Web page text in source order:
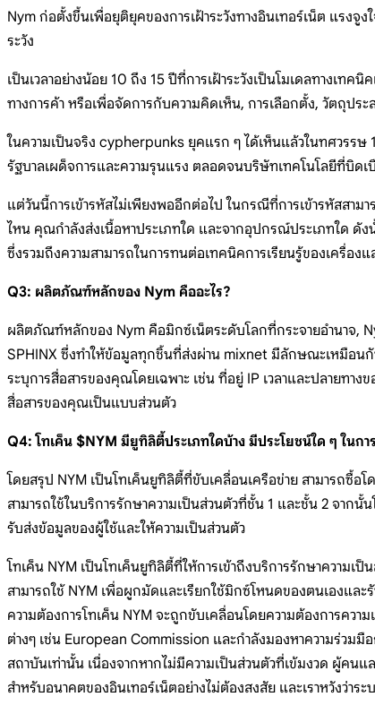
Nym ก่อตั้งขึ้นเพื่อยุติยุคของการเฝ้าระวังทางอินเทอร์เน็ต แรงจู
ระวัง
เป็นเวลาอย่างน้อย 10 ถึง 15 ปีที่การเฝ้าระวังเป็นโมเดลทางเท
ทางการค้า หรือเพื่อจัดการกับความคิดเห็น, การเลือกตั้ง, วัตถุประ
ในความเป็นจริง cypherpunks ยุคแรก ๆ ได้เห็นแล้วในทศวรรษ
รัฐบาลเผด็จการและความรุนแรง ตลอดจนบริษัทเทคโนโลยีที่บิ
แต่วันนี้การเข้ารหัสไม่เพียงพออีกต่อไป ในกรณีที่การเข้ารหัสสา
ไหน คุณกำลังส่งเนื้อหาประเภทใด และจากอุปกรณ์ประเภทใด ดั
ซึ่งรวมถึงความสามารถในการทนต่อเทคนิคการเรียนรู้ของเครื่องแ
Q3: ผลิตภัณฑ์หลักของ Nym คืออะไร?
ผลิตภัณฑ์หลักของ Nym คือมิกซ์เน็ตระดับโลกที่กระจายอำนาจ,
SPHINX ซึ่งทำให้ข้อมูลทุกชิ้นที่ส่งผ่าน mixnet มีลักษณะเหมือน
ระบุการสื่อสารของคุณโดยเฉพาะ เช่น ที่อยู่ IP เวลาและปลายท
สื่อสารของคุณเป็นแบบส่วนตัว
Q4: โทเค็น $NYM มียูทิลิตี้ประเภทใดบ้าง มีประโยชน์ใด ๆ ในกา
โดยสรุป NYM เป็นโทเค็นยูทิลิตี้ที่ขับเคลื่อนเครือข่าย สามารถซื้
สามารถใช้ในบริการรักษาความเป็นส่วนตัวที่ชั้น 1 และชั้น 2 จากนั้
รับส่งข้อมูลของผู้ใช้และให้ความเป็นส่วนตัว
โทเค็น NYM เป็นโทเค็นยูทิลิตี้ที่ให้การเข้าถึงบริการรักษาความ
สามารถใช้ NYM เพื่อผูกมัดและเรียกใช้มิกซ์โหนดของตนเองแล
ความต้องการโทเค็น NYM จะถูกขับเคลื่อนโดยความต้องการคว
ต่างๆ เช่น European Commission และกำลังมองหาความร่ว
สถาบันเท่านั้น เนื่องจากหากไม่มีความเป็นส่วนตัวที่เข้มงวด ผู้คน
สำหรับอนาคตของอินเทอร์เน็ตอย่างไม่ต้องสงสัย และเราหวังว่า